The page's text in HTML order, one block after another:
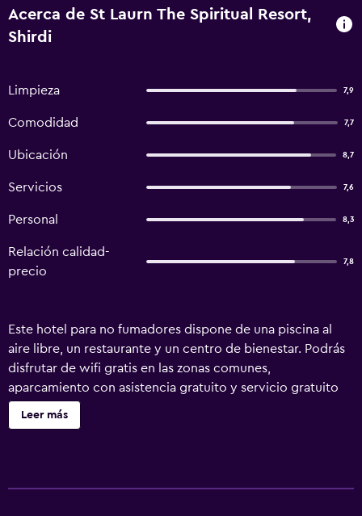
Acerca de St Laurn The Spiritual Resort,
Shirdi
Limpieza 7,9
Comodidad 7,7
Ubicación 8,7
Servicios 7,6
Personal 8,3
Relación calidad-
precio
7,8
Este hotel para no fumadores dispone de una piscina al
aire libre, un restaurante y un centro de bienestar. Podrás
disfrutar de wifi gratis en las zonas comunes,
aparcamiento con asistencia gratuito y servicio gratuito
de transporte por la zona. Otras instalaciones incluyen una
cafetería, servicio de habitaciones las 24 horas y una
Leer más